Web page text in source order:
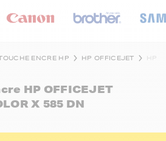
ENCRE HP HP OFFICEJET HP
HP OFFICEJET
X 585 DN